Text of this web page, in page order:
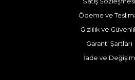
Ödeme ve
Gizlilik ve
Garanti Şartları
İade ve Değişim